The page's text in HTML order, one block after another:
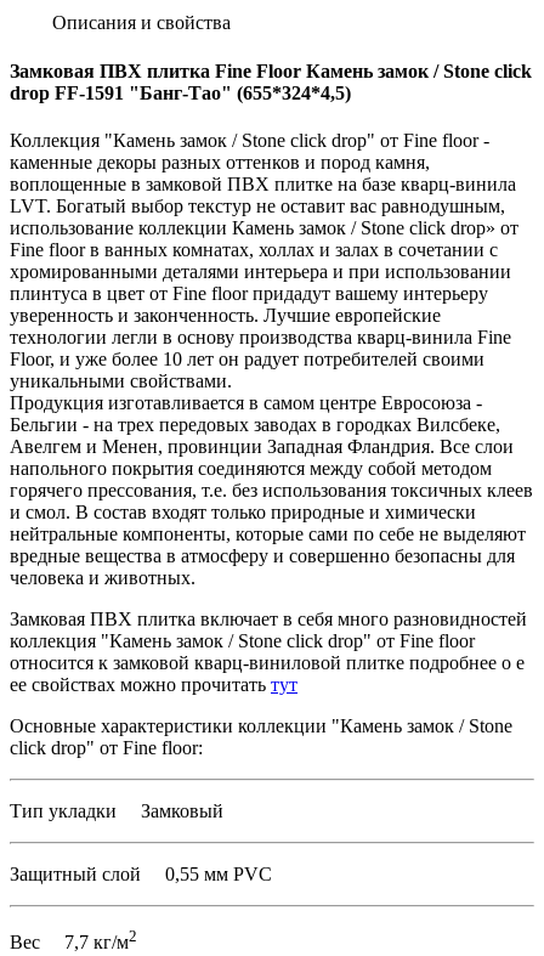
Описания и свойства
Замковая ПВХ плитка Fine Floor Камень замок / Stone click
drop FF-1591 "Банг-Тао" (655*324*4,5)
Коллекция "Камень замок / Stone click drop" от Fine floor -
каменные декоры разных оттенков и пород камня,
воплощенные в замковой ПВХ плитке на базе кварц-винила
LVT. Богатый выбор текстур не оставит вас равнодушным,
использование коллекции Камень замок / Stone click drop» от
Fine floor в ванных комнатах, холлах и залах в сочетании с
хромированными деталями интерьера и при использовании
плинтуса в цвет от Fine floor придадут вашему интерьеру
уверенность и законченность. Лучшие европейские
технологии легли в основу производства кварц-винила Fine
Floor, и уже более 10 лет он радует потребителей своими
уникальными свойствами.
Продукция изготавливается в самом центре Евросоюза -
Бельгии - на трех передовых заводах в городках Вилсбеке,
Авелгем и Менен, провинции Западная Фландрия. Все слои
напольного покрытия соединяются между собой методом
горячего прессования, т.е. без использования токсичных клеев
и смол. В состав входят только природные и химически
нейтральные компоненты, которые сами по себе не выделяют
вредные вещества в атмосферу и совершенно безопасны для
человека и животных.
Замковая ПВХ плитка включает в себя много разновидностей
коллекция "Камень замок / Stone click drop" от Fine floor
относится к замковой кварц-виниловой плитке подробнее о е
ее свойствах можно прочитать тут
Основные характеристики коллекции "Камень замок / Stone
click drop" от Fine floor:
Тип укладки Замковый
Защитный слой 0,55 мм PVC
Вес 7,7 кг/м2